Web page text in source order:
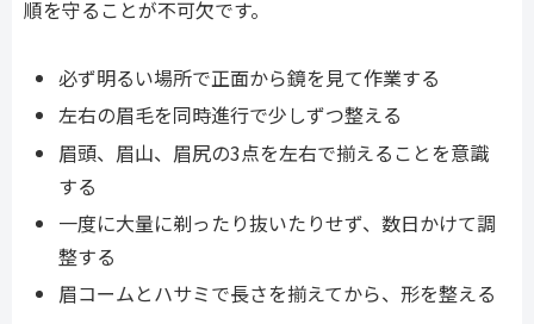
順を守ることが不可欠です。
必ず明るい場所で正面から鏡を見て作業する
左右の眉毛を同時進行で少しずつ整える
眉頭、眉山、眉尻の3点を左右で揃えることを意識
する
一度に大量に剃ったり抜いたりせず、数日かけて調
整する
眉コームとハサミで長さを揃えてから、形を整える